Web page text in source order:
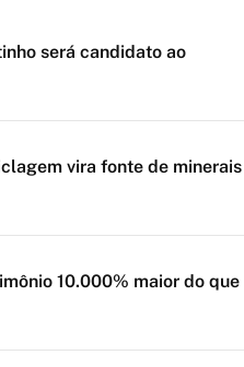
será candidato ao
vira fonte de minerais
10.000% maior do que